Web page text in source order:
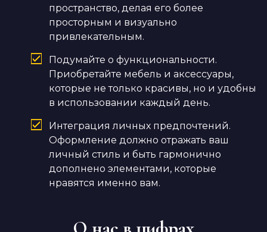
пространство, делая его более
просторным и визуально
привлекательным.
Подумайте о функциональности.
Приобретайте мебель и аксессуары,
которые не только красивы, но и удобны
в использовании каждый день.
Интеграция личных предпочтений.
Оформление должно отражать ваш
личный стиль и быть гармонично
дополнено элементами, которые
нравятся именно вам.